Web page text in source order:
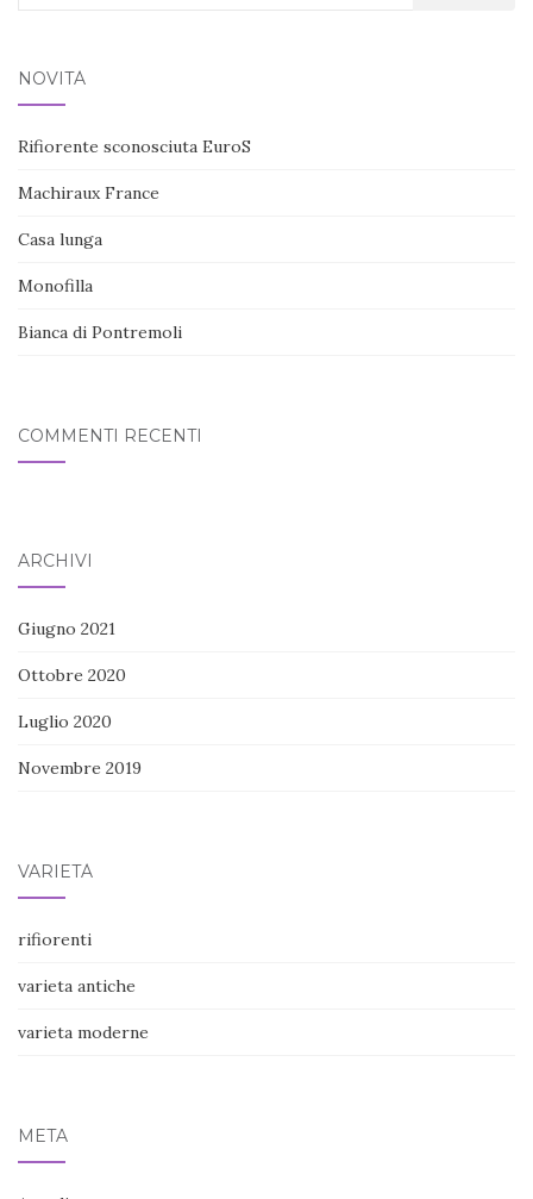
NOVITÀ
Rifiorente sconosciuta EuroS
Machiraux France
Casa lunga
Monofilla
Bianca di Pontremoli
COMMENTI RECENTI
ARCHIVI
Giugno 2021
Ottobre 2020
Luglio 2020
Novembre 2019
VARIETÀ
rifiorenti
varieta antiche
varieta moderne
META